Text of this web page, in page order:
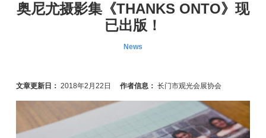
奥尼尤摄影集《THANKS ONTO》现
已出版！
News
文章更新日： 2018年2月22日 作者信息： 长门市观光会展协会